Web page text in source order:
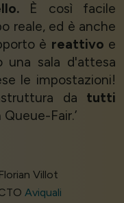
È così facile
reale, ed è anche
è reattivo e
una sala d'attesa
le impostazioni!
da tutti
Queue-Fair.’
Florian Villot
Aviquali